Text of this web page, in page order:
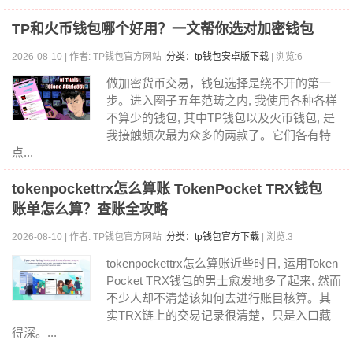
TP和火币钱包哪个好用？一文帮你选对加密钱包
2026-08-10 | 作者: TP钱包官方网站 | 分类：tp钱包安卓版下载 | 浏览:6
做加密货币交易，钱包选择是绕不开的第一
步。进入圈子五年范畴之内, 我使用各种各样
不算少的钱包, 其中TP钱包以及火币钱包, 是
我接触频次最为众多的两款了。它们各有特
点...
tokenpockettrx怎么算账 TokenPocket TRX钱包
账单怎么算？查账全攻略
2026-08-10 | 作者: TP钱包官方网站 | 分类：tp钱包官方下载 | 浏览:3
tokenpockettrx怎么算账近些时日, 运用Token
Pocket TRX钱包的男士愈发地多了起来, 然而
不少人却不清楚该如何去进行账目核算。其
实TRX链上的交易记录很清楚，只是入口藏
得深。...